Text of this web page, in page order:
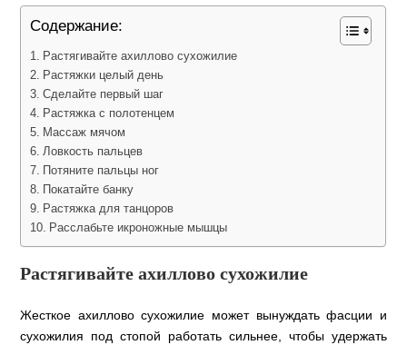
Содержание:
Растягивайте ахиллово сухожилие
Растяжки целый день
Сделайте первый шаг
Растяжка с полотенцем
Массаж мячом
Ловкость пальцев
Потяните пальцы ног
Покатайте банку
Растяжка для танцоров
Расслабьте икроножные мышцы
Растягивайте ахиллово сухожилие
Жесткое ахиллово сухожилие может вынуждать фасции и
сухожилия под стопой работать сильнее, чтобы удержать